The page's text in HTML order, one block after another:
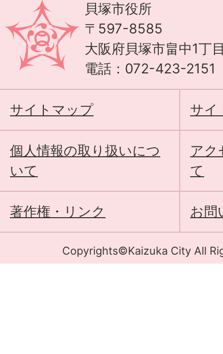
貝塚市役所
〒597-8585
大阪府貝塚市畠中1丁
電話：072-423-2151
サイトマップ サイ
個人情報の取り扱いにつ
いて
アク
て
著作権・リンク お問
Copyrights©Kaizuka City All